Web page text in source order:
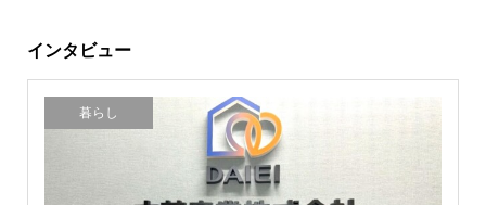
インタビュー
暮らし